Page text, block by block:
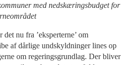
med nedskæringsbudget for
nu fra ’eksperterne’ om
af dårlige undskyldninger lines op
om regeringsgrundlag. Der bliver